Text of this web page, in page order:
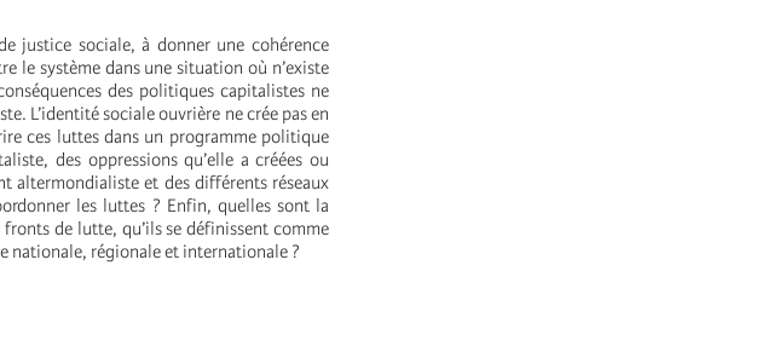
justice sociale, à donner une cohérence
le système dans une situation où n’existe
des politiques capitalistes ne
L’identité sociale ouvrière ne crée pas en
ces luttes dans un programme politique
des oppressions qu’elle a créées ou
altermondialiste et des différents réseaux
les luttes ? Enfin, quelles sont la
de lutte, qu’ils se définissent comme
nationale, régionale et internationale ?